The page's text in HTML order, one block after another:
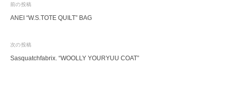
投
稿
ビ
ゲ
前の投稿
ANEI “W.S.TOTE QUILT” BAG
次の投稿
Sasquatchfabrix. “WOOLLY YOURYUU COAT”